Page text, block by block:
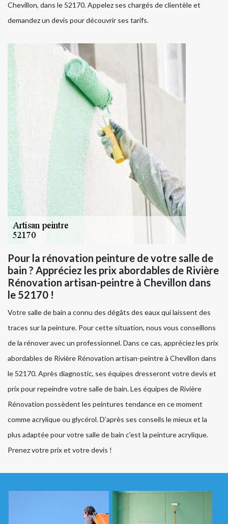
Chevillon, dans le 52170. Appelez ses chargés de clientèle et
demandez un devis pour découvrir ses tarifs.
Pour la rénovation peinture de votre salle de
bain ? Appréciez les prix abordables de Rivière
Rénovation artisan-peintre à Chevillon dans
le 52170 !
Votre salle de bain a connu des dégâts des eaux qui laissent des
traces sur la peinture. Pour cette situation, nous vous conseillons
de la rénover avec un professionnel. Dans ce cas, appréciez les prix
abordables de Rivière Rénovation artisan-peintre à Chevillon dans
le 52170. Après diagnostic, ses équipes dresseront votre devis et
prix pour repeindre votre salle de bain. Les équipes de Rivière
Rénovation possèdent les peintures tendance en ce moment
comme acrylique ou glycérol. D’après ses conseils le mieux et la
plus adaptée pour votre salle de bain c’est la peinture acrylique.
Prenez votre prix et votre devis !